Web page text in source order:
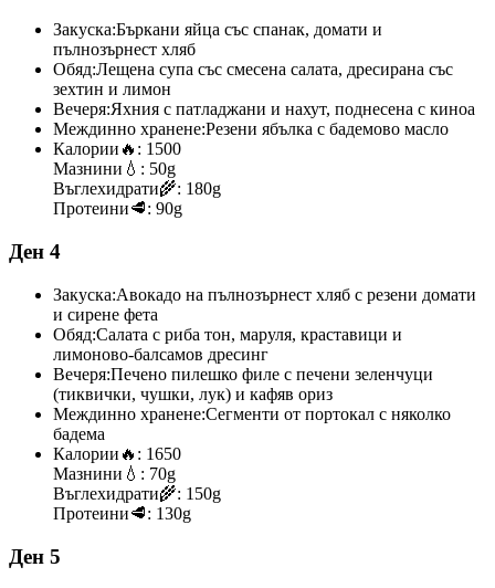
Закуска:Бъркани яйца със спанак, домати и
пълнозърнест хляб
Обяд:Лещена супа със смесена салата, дресирана със
зехтин и лимон
Вечеря:Яхния с патладжани и нахут, поднесена с киноа
Междинно хранене:Резени ябълка с бадемово масло
Калории 🔥: 1500
Мазнини 💧: 50g
Въглехидрати🌾: 180g
Протеини🥩: 90g
Ден 4
Закуска:Авокадо на пълнозърнест хляб с резени домати
и сирене фета
Обяд:Салата с риба тон, маруля, краставици и
лимоново-балсамов дресинг
Вечеря:Печено пилешко филе с печени зеленчуци
(тиквички, чушки, лук) и кафяв ориз
Междинно хранене:Сегменти от портокал с няколко
бадема
Калории 🔥: 1650
Мазнини 💧: 70g
Въглехидрати🌾: 150g
Протеини🥩: 130g
Ден 5